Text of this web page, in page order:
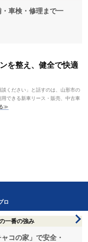
車検・修理まで一
を整え、健全で快適
ください」と話すのは、山形市の
できる新車リース・販売、中古車
≫
ロ
一番の強み
コの家」で安全・